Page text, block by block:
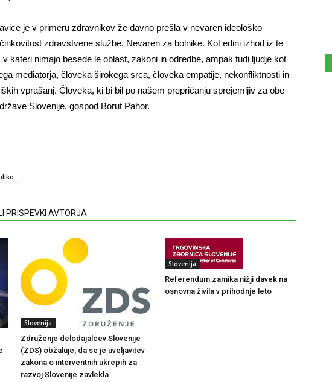
je v primeru zdravnikov že davno prešla v nevaren ideološko-
zdravstvene službe. Nevaren za bolnike. Kot edini izhod iz te
kateri nimajo besede le oblast, zakoni in odredbe, ampak tudi ljudje kot
mediatorja, človeka širokega srca, človeka empatije, nekonfliktnosti in
vprašanj. Človeka, ki bi bil po našem prepričanju sprejemljiv za obe
Slovenije, gospod Borut Pahor.
PRISPEVKI AVTORJA
Slovenija
Združenje delodajalcev Slovenije
(ZDS) obžaluje, da se je uveljavitev
zakona o interventnih ukrepih za
razvoj Slovenije zavlekla
Slovenija
Referendum zamika nižji davek na
osnovna živila v prihodnje leto